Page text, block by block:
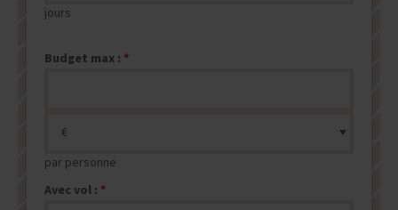
jours
Budget max :
par personne
Avec vol :